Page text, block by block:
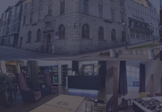
Hele Sverige
Stockholm
Göteborg